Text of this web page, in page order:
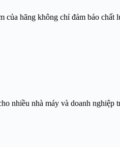
hãng không chỉ đảm bảo
nhiều nhà máy và doanh nghiệp